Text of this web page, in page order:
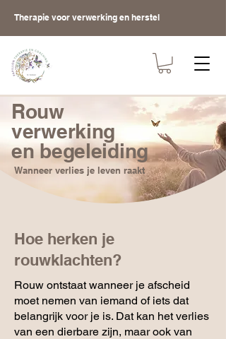
Therapie voor verwerking en herstel
Rouw
verwerking
en begeleiding
Wanneer verlies je leven raakt
Hoe herken je
rouwklachten?
Rouw ontstaat wanneer je afscheid
moet nemen van iemand of iets dat
belangrijk voor je is. Dat kan het verlies
van een dierbare zijn, maar ook van